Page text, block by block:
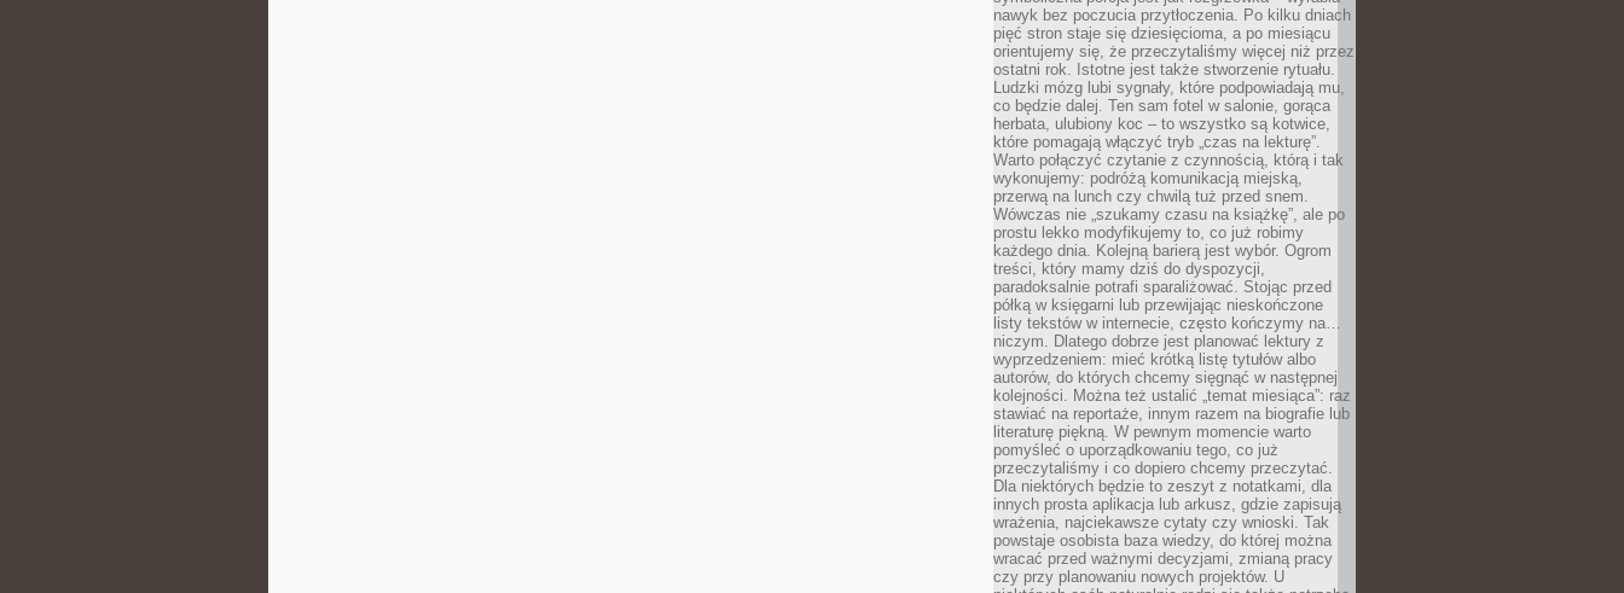
nawyk bez poczucia przytłoczenia. Po kilku dniach
pięć stron staje się dziesięcioma, a po miesiącu
orientujemy się, że przeczytaliśmy więcej niż przez
ostatni rok. Istotne jest także stworzenie rytuału.
Ludzki mózg lubi sygnały, które podpowiadają mu,
co będzie dalej. Ten sam fotel w salonie, gorąca
herbata, ulubiony koc – to wszystko są kotwice,
które pomagają włączyć tryb „czas na lekturę”.
Warto połączyć czytanie z czynnością, którą i tak
wykonujemy: podróżą komunikacją miejską,
przerwą na lunch czy chwilą tuż przed snem.
Wówczas nie „szukamy czasu na książkę”, ale po
prostu lekko modyfikujemy to, co już robimy
każdego dnia. Kolejną barierą jest wybór. Ogrom
treści, który mamy dziś do dyspozycji,
paradoksalnie potrafi sparaliżować. Stojąc przed
półką w księgarni lub przewijając nieskończone
listy tekstów w internecie, często kończymy na…
niczym. Dlatego dobrze jest planować lektury z
wyprzedzeniem: mieć krótką listę tytułów albo
autorów, do których chcemy sięgnąć w następnej
kolejności. Można też ustalić „temat miesiąca”: raz
stawiać na reportaże, innym razem na biografie lub
literaturę piękną. W pewnym momencie warto
pomyśleć o uporządkowaniu tego, co już
przeczytaliśmy i co dopiero chcemy przeczytać.
Dla niektórych będzie to zeszyt z notatkami, dla
innych prosta aplikacja lub arkusz, gdzie zapisują
wrażenia, najciekawsze cytaty czy wnioski. Tak
powstaje osobista baza wiedzy, do której można
wracać przed ważnymi decyzjami, zmianą pracy
czy przy planowaniu nowych projektów. U